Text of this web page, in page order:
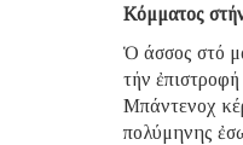
Κόμματος
Ὁ άσσος στό
τήν
Μπάντενοχ
πολύμηνης